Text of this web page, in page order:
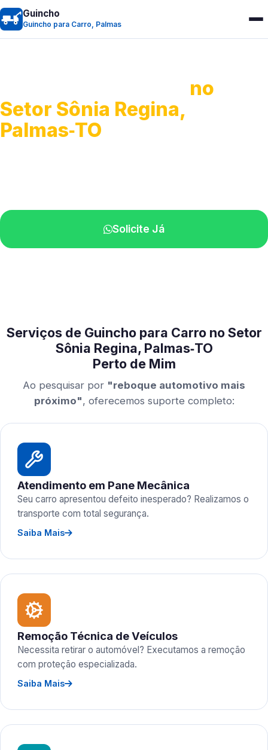
Guincho
Guincho para Carro, Palmas
no
Setor Sônia Regina,
Palmas‑TO
Solicite Já
Serviços de Guincho para Carro no Setor
Sônia Regina, Palmas‑TO
Perto de Mim
Ao pesquisar por "reboque automotivo mais
próximo", oferecemos suporte completo:
Atendimento em Pane Mecânica
Seu carro apresentou defeito inesperado? Realizamos o
transporte com total segurança.
Saiba Mais
Remoção Técnica de Veículos
Necessita retirar o automóvel? Executamos a remoção
com proteção especializada.
Saiba Mais